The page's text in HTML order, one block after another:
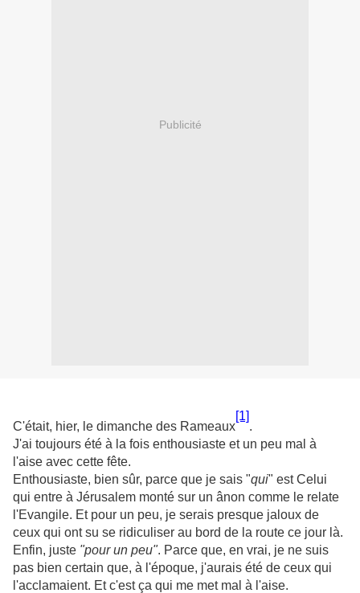
Publicité
C'était, hier, le dimanche des Rameaux
[1]
.
J'ai toujours été à la fois enthousiaste et un peu mal à
l'aise avec cette fête.
Enthousiaste, bien sûr, parce que je sais "qui" est Celui
qui entre à Jérusalem monté sur un ânon comme le relate
l'Evangile. Et pour un peu, je serais presque jaloux de
ceux qui ont su se ridiculiser au bord de la route ce jour là.
Enfin, juste "pour un peu". Parce que, en vrai, je ne suis
pas bien certain que, à l'époque, j'aurais été de ceux qui
l'acclamaient. Et c'est ça qui me met mal à l'aise.